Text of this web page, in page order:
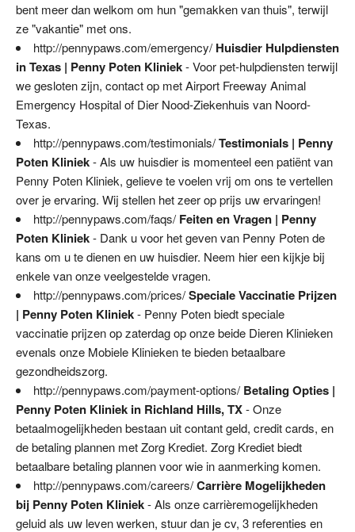
bent meer dan welkom om hun "gemakken van thuis", terwijl
ze "vakantie" met ons.
http://pennypaws.com/emergency/ Huisdier Hulpdiensten
in Texas | Penny Poten Kliniek- Voor pet-hulpdiensten terwijl
we gesloten zijn, contact op met Airport Freeway Animal
Emergency Hospital of Dier Nood-Ziekenhuis van Noord-
Texas.
http://pennypaws.com/testimonials/Testimonials | Penny
Poten Kliniek- Als uw huisdier is momenteel een patiënt van
Penny Poten Kliniek, gelieve te voelen vrij om ons te vertellen
over je ervaring. Wij stellen het zeer op prijs uw ervaringen!
http://pennypaws.com/faqs/ Feiten en Vragen | Penny
Poten Kliniek- Dank u voor het geven van Penny Poten de
kans om u te dienen en uw huisdier. Neem hier een kijkje bij
enkele van onze veelgestelde vragen.
http://pennypaws.com/prices/Speciale Vaccinatie Prijzen
| Penny Poten Kliniek- Penny Poten biedt speciale
vaccinatie prijzen op zaterdag op onze beide Dieren Klinieken
evenals onze Mobiele Klinieken te bieden betaalbare
gezondheidszorg.
http://pennypaws.com/payment-options/ Betaling Opties |
Penny Poten Kliniek in Richland Hills, TX- Onze
betaalmogelijkheden bestaan uit contant geld, credit cards, en
de betaling plannen met Zorg Krediet. Zorg Krediet biedt
betaalbare betaling plannen voor wie in aanmerking komen.
http://pennypaws.com/careers/Carrière Mogelijkheden
bij Penny Poten Kliniek- Als onze carrièremogelijkheden
geluid als uw leven werken, stuur dan je cv, 3 referenties en